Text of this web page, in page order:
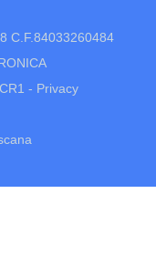
C.F.84033260484
- Privacy